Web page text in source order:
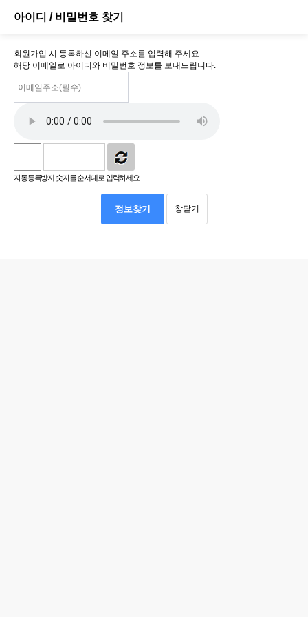
아이디 / 비밀번호 찾기
회원가입 시 등록하신 이메일 주소를 입력해 주세요.
해당 이메일로 아이디와 비밀번호 정보를 보내드립니다.
자동등록방지 숫자를 순서대로 입력하세요.
정보찾기 창닫기